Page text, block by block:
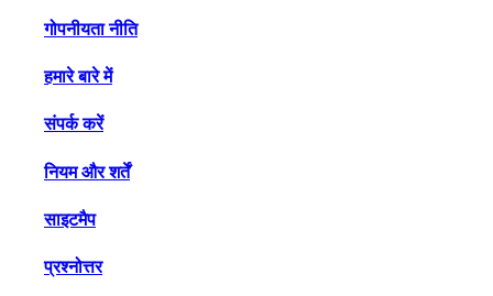
गोपनीयता नीति
हमारे बारे में
संपर्क करें
नियम और शर्तें
साइटमैप
प्रश्नोत्तर